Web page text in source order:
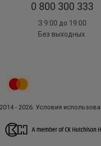
0 800 300 333
З 9:00 до 19:00
Без выходных
- 2026. Условия